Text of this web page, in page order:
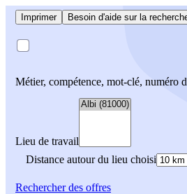
Imprimer Besoin d'aide sur la
Métier, compétence, mot-clé, numéro
Lieu de travail
Distance autour du lieu choisi
Rechercherdes offres